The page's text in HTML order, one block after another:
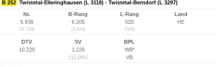
B 252 Twistetal-Elleringhausen (L 3118) - Twistetal-Berndorf (L 3297)
Nr.
5.838
(11.119)
B-Rang
6.205
(3.824)
L-Rang
520
(505)
Land
HE
DTV
10.220
SV
1.226
(12,0%)
BPL
WB*
VB